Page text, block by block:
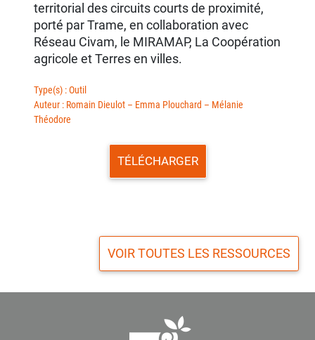
territorial des circuits courts de proximité,
porté par Trame, en collaboration avec
Réseau Civam, le MIRAMAP, La Coopération
agricole et Terres en villes.
Type(s) : Outil
Auteur : Romain Dieulot – Emma Plouchard – Mélanie
Théodore
TÉLÉCHARGER
VOIR TOUTES LES RESSOURCES